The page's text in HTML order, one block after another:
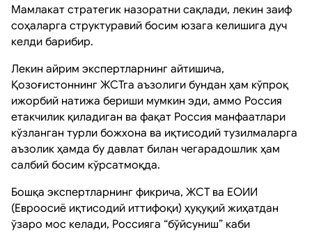
Мамлакат стратегик назоратни сақлади, лекин заиф
соҳаларга структуравий босим юзага келишига дуч
келди барибир.
Лекин айрим экспертларнинг айтишича,
Қозоғистоннинг ЖСТга аъзолиги бундан ҳам кўпроқ
ижорбий натижа бериши мумкин эди, аммо Россия
етакчилик қиладиган ва фақат Россия манфаатлари
кўзланган турли божхона ва иқтисодий тузилмаларга
аъзолик ҳамда бу давлат билан чегарадошлик ҳам
салбий босим кўрсатмоқда.
Бошқа экспертларнинг фикрича, ЖСТ ва ЕОИИ
(Евроосиё иқтисодий иттифоқи) ҳуқуқий жиҳатдан
ўзаро мос келади, Россияга “бўйсуниш” каби